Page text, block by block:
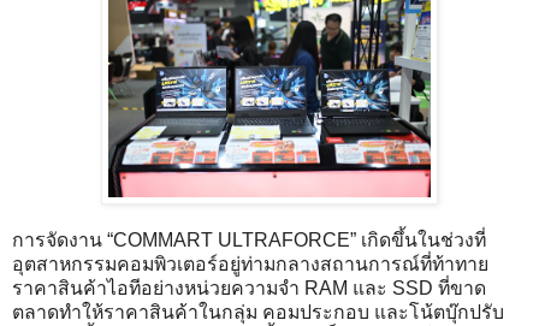
การจัดงาน “COMMART ULTRAFORCE” เกิดขึ้นในช่วงที่
อุตสาหกรรมคอมพิวเตอร์อยู่ท่ามกลางสถานการณ์ที่ท้าทาย
ราคาสินค้าไอทีอย่างหน่วยความจำ RAM และ SSD ที่ขาด
ตลาดทำให้ราคาสินค้าในกลุ่ม คอมประกอบ และโน้ตบุ๊กปรับ